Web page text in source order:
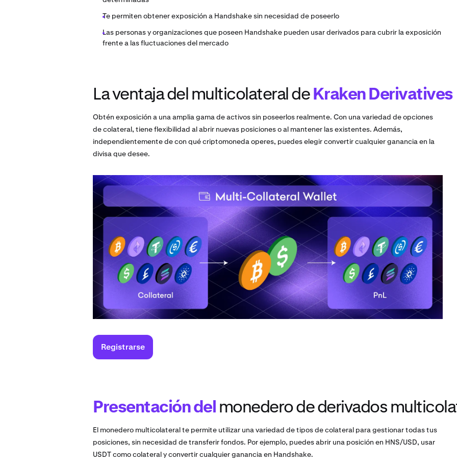
Te permiten obtener exposición a Handshake sin necesidad de poseerlo
Las personas y organizaciones que poseen Handshake pueden usar derivados para cubrir la exposición
frente a las fluctuaciones del mercado
La ventaja del multicolateral deKraken Derivatives
Obtén exposición a una amplia gama de activos sin poseerlos realmente. Con una variedad de opciones
de colateral, tiene flexibilidad al abrir nuevas posiciones o al mantener las existentes. Además,
independientemente de con qué criptomoneda operes, puedes elegir convertir cualquier ganancia en la
divisa que desee.
Registrarse
Presentación delmonedero de derivados
El monedero multicolateral te permite utilizar una variedad de tipos de colateral para gestionar todas tus
posiciones, sin necesidad de transferir fondos. Por ejemplo, puedes abrir una posición en HNS/USD, usar
USDT como colateral y convertir cualquier ganancia en Handshake.